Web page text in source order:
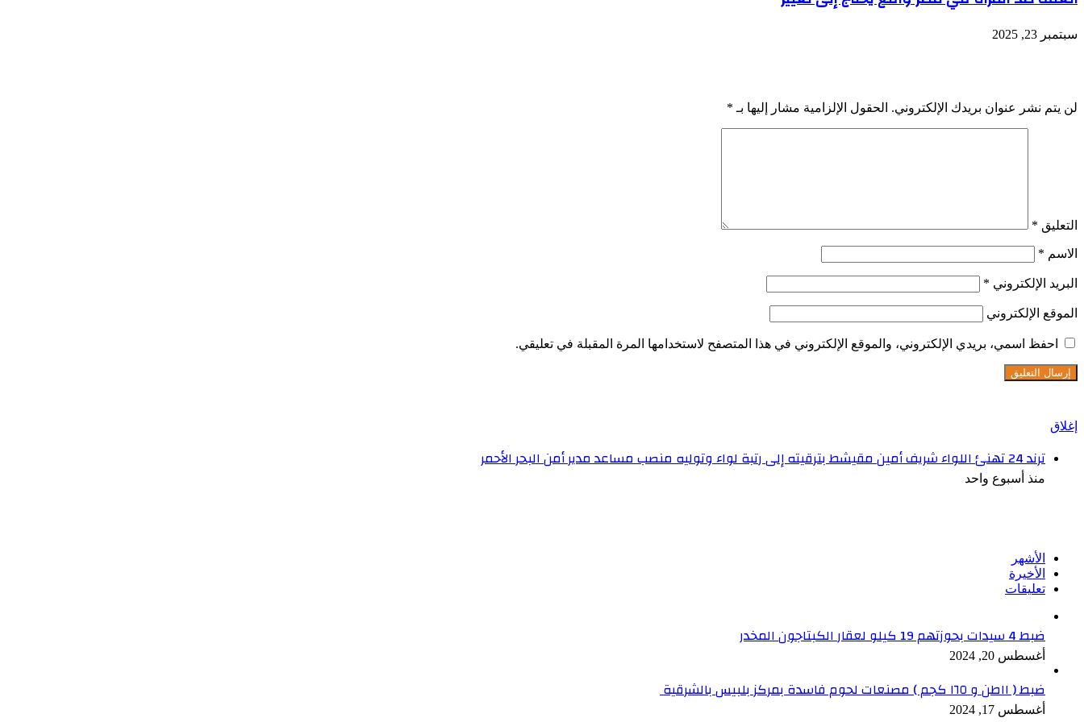
سبتمبر 23, 2025
لن يتم نشر عنوان بريدك الإلكتروني. الحقول الإلزامية مشار إليها بـ *
التعليق *
الاسم *
البريد الإلكتروني *
الموقع الإلكتروني
احفظ اسمي، بريدي الإلكتروني، والموقع الإلكتروني في هذا المتصفح لاستخدامها المرة المقبلة في تعليقي.
إغلاق
ترند 24 تهنئ اللواء شريف أمين مقيشط بترقيته إلى رتبة لواء وتوليه منصب مساعد مدير أمن البحر الأحمر
منذ أسبوع واحد
الأشهر
الأخيرة
تعليقات
ضبط 4 سيدات بحوزتهم 19 كيلو لعقار الكبتاجون المخدر
أغسطس 20, 2024
ضبط ( ١١طن و ١٦٥ كجم ) مصنعات لحوم فاسدة بمركز بلبيس بالشرقية
أغسطس 17, 2024